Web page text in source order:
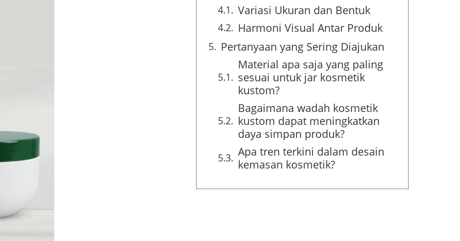
Variasi Ukuran dan Bentuk
Harmoni Visual Antar Produk
Pertanyaan yang Sering Diajukan
Material apa saja yang paling
sesuai untuk jar kosmetik
kustom?
Bagaimana wadah kosmetik
kustom dapat meningkatkan
daya simpan produk?
Apa tren terkini dalam desain
kemasan kosmetik?